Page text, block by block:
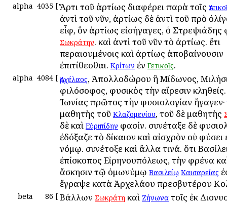
alpha 4035 [ Ἄρτι τοῦ ἀρτίως διαφέρει παρὰ τοῖς
ἀντὶ τοῦ νῦν, ἀρτίως δὲ ἀντὶ τοῦ πρὸ
εἶφ, ὃν ἀρτίως εἰσήγαγες, ὁ Στρεψιάδης
Σωκράτην. καὶ ἀντὶ τοῦ νῦν τὸ ἀρτίως. ἔτι
περαιουμένοις καὶ ἀρτίως ἀποβαίνουσιν
ἐπιτίθεσθαι. Κρίτων ἐν Γετικοῖς.
alpha 4084 [ Ἀρχέλαος, Ἀπολλοδώρου ἢ Μίδωνος,
φιλόσοφος, φυσικὸς τὴν αἵρεσιν
Ἰωνίας πρῶτος τὴν φυσιολογίαν ἤγαγεν·
μαθητὴς τοῦ Κλαζομενίου, τοῦ δὲ μαθητὴς
δὲ καὶ Εὐριπίδην φασίν. συνέταξε δὲ
ἐδόξαζε τὸ δίκαιον καὶ αἰσχρὸν οὐ φύσει
νόμῳ. συνέτοξε καὶ ἄλλα τινά. ὅτι
ἐπίσκοπος Εἰρηνουπόλεως, τὴν φρένα
ἄσκησιν τῷ ὁμωνύμῳ Βασιλείῳ Καισαρείας
ἔγραψε κατὰ Ἀρχελάου πρεσβυτέρου
beta 86 [ Βάλλων Σωκράτη καὶ Ζήνωνα τοῖς ἐκ